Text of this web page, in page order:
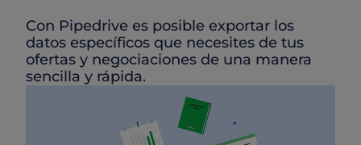
Con Pipedrive es posible exportar los
datos específicos que necesites de tus
ofertas y negociaciones de una manera
sencilla y rápida.